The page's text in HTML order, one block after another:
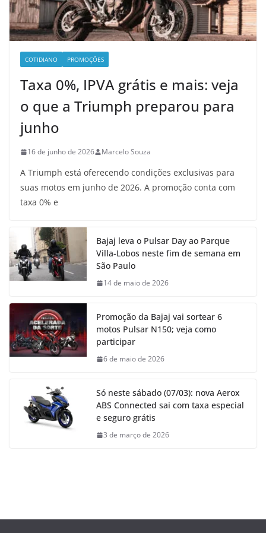
COTIDIANO PROMOÇÕES
Taxa 0%, IPVA grátis e mais: veja
o que a Triumph preparou para
junho
16 de junho de 2026 Marcelo Souza
A Triumph está oferecendo condições exclusivas para
suas motos em junho de 2026. A promoção conta com
taxa 0% e
Bajaj leva o Pulsar Day ao Parque
Villa-Lobos neste fim de semana em
São Paulo
14 de maio de 2026
Promoção da Bajaj vai sortear 6
motos Pulsar N150; veja como
participar
6 de maio de 2026
Só neste sábado (07/03): nova Aerox
ABS Connected sai com taxa especial
e seguro grátis
3 de março de 2026